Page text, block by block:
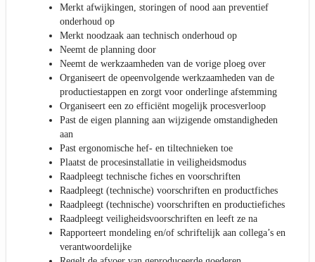
Merkt afwijkingen, storingen of nood aan preventief
onderhoud op
Merkt noodzaak aan technisch onderhoud op
Neemt de planning door
Neemt de werkzaamheden van de vorige ploeg over
Organiseert de opeenvolgende werkzaamheden van de
productiestappen en zorgt voor onderlinge afstemming
Organiseert een zo efficiënt mogelijk procesverloop
Past de eigen planning aan wijzigende omstandigheden
aan
Past ergonomische hef- en tiltechnieken toe
Plaatst de procesinstallatie in veiligheidsmodus
Raadpleegt technische fiches en voorschriften
Raadpleegt (technische) voorschriften en productfiches
Raadpleegt (technische) voorschriften en productiefiches
Raadpleegt veiligheidsvoorschriften en leeft ze na
Rapporteert mondeling en/of schriftelijk aan collega’s en
verantwoordelijke